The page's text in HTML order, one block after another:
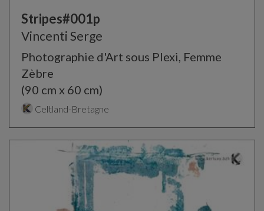
Stripes#001p
Vincenti Serge
Photographie d'Art sous Plexi, Femme
Zèbre
(90 cm x 60 cm)
Celtland-Bretagne